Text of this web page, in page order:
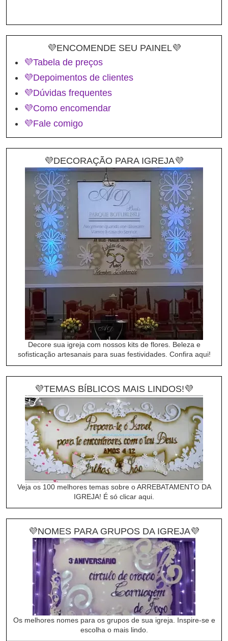
💜ENCOMENDE SEU PAINEL💜
💜Tabela de preços
💜Depoimentos de clientes
💜Dúvidas frequentes
💜Como encomendar
💜Fale comigo
💜DECORAÇÃO PARA IGREJA💜
Decore sua igreja com nossos kits de flores. Beleza e
sofisticação artesanais para suas festividades. Confira aqui!
💜TEMAS BÍBLICOS MAIS LINDOS!💜
Veja os 100 melhores temas sobre o ARREBATAMENTO DA
IGREJA! É só clicar aqui.
💜NOMES PARA GRUPOS DA IGREJA💜
Os melhores nomes para os grupos de sua igreja. Inspire-se e
escolha o mais lindo.